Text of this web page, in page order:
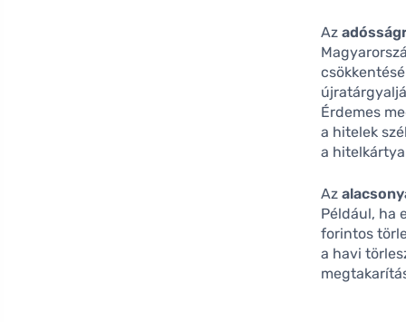
Az
Érdemes
a hitelek
a
Az
Például, ha
forintos
a havi